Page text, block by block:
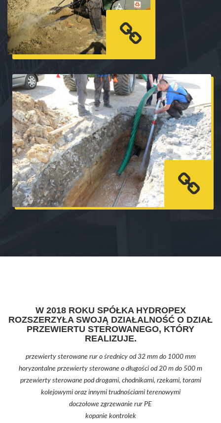
W 2018 ROKU SPÓŁKA HYDROPEX
ROZSZERZYŁA SWOJĄ DZIAŁALNOŚĆ O DZIAŁ
PRZEWIERTU STEROWANEGO, KTÓRY
REALIZUJE.
przewierty sterowane rur o średnicy od 32 mm do 1000 mm
horyzontalne przewierty sterowane o długości od 20 m do 500 m
przewierty sterowane pod drogami, chodnikami, rzekami, torami
kolejowymi oraz innymi trudnościami terenowymi
doczołowe zgrzewanie rur PE
kopanie kontrolek